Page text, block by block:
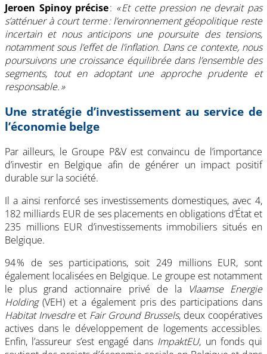
Jeroen Spinoy précise: « Et cette pression ne devrait pas
s’atténuer à court terme : l’environnement géopolitique reste
incertain et nous anticipons une poursuite des tensions,
notamment sous l’effet de l’inflation. Dans ce contexte, nous
poursuivons une croissance équilibrée dans l’ensemble des
segments, tout en adoptant une approche prudente et
responsable. »
Une stratégie d’investissement au service de
l’économie belge
Par ailleurs, le Groupe P&V est convaincu de l’importance
d’investir en Belgique afin de générer un impact positif
durable sur la société.
Il a ainsi renforcé ses investissements domestiques, avec 4,
182 milliards EUR de ses placements en obligations d’État et
235 millions EUR d’investissements immobiliers situés en
Belgique.
94 % de ses participations, soit 249 millions EUR, sont
également localisées en Belgique. Le groupe est notamment
le plus grand actionnaire privé de la
Vlaamse Energie
Holding(VEH) et a également pris des participations dans
Habitat Invesdreet Fair Ground Brussels, deux coopératives
actives dans le développement de logements accessibles.
Enfin, l’assureur s’est engagé dans ImpaktEU, un fonds qui